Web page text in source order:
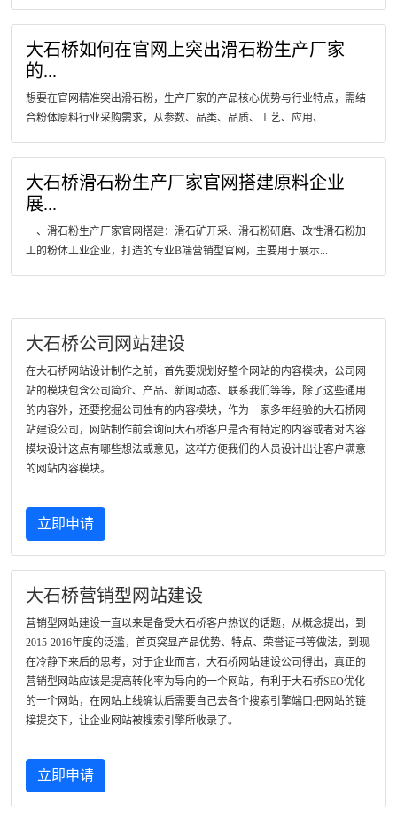
大石桥如何在官网上突出滑石粉生产厂家
的...
想要在官网精准突出滑石粉，生产厂家的产品核心优势与行业特点，需结
合粉体原料行业采购需求，从参数、品类、品质、工艺、应用、...
大石桥滑石粉生产厂家官网搭建原料企业
展...
一、滑石粉生产厂家官网搭建：滑石矿开采、滑石粉研磨、改性滑石粉加
工的粉体工业企业，打造的专业B端营销型官网，主要用于展示...
大石桥公司网站建设
在大石桥网站设计制作之前，首先要规划好整个网站的内容模块，公司网
站的模块包含公司简介、产品、新闻动态、联系我们等等，除了这些通用
的内容外，还要挖掘公司独有的内容模块，作为一家多年经验的大石桥网
站建设公司，网站制作前会询问大石桥客户是否有特定的内容或者对内容
模块设计这点有哪些想法或意见，这样方便我们的人员设计出让客户满意
的网站内容模块。
立即申请
大石桥营销型网站建设
营销型网站建设一直以来是备受大石桥客户热议的话题，从概念提出，到
2015-2016年度的泛滥，首页突显产品优势、特点、荣誉证书等做法，到现
在冷静下来后的思考，对于企业而言，大石桥网站建设公司得出，真正的
营销型网站应该是提高转化率为导向的一个网站，有利于大石桥SEO优化
的一个网站，在网站上线确认后需要自己去各个搜索引擎端口把网站的链
接提交下，让企业网站被搜索引擎所收录了。
立即申请